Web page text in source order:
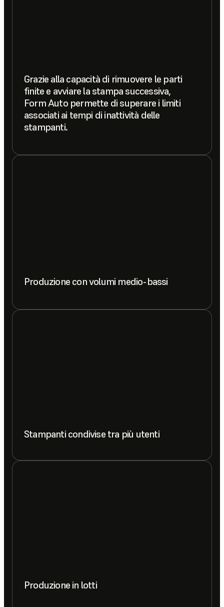
Grazie alla capacità di rimuovere le parti
finite e avviare la stampa successiva,
Form Auto permette di superare i limiti
associati ai tempi di inattività delle
stampanti.
Produzione con volumi medio-bassi
Stampanti condivise tra più utenti
Produzione in lotti